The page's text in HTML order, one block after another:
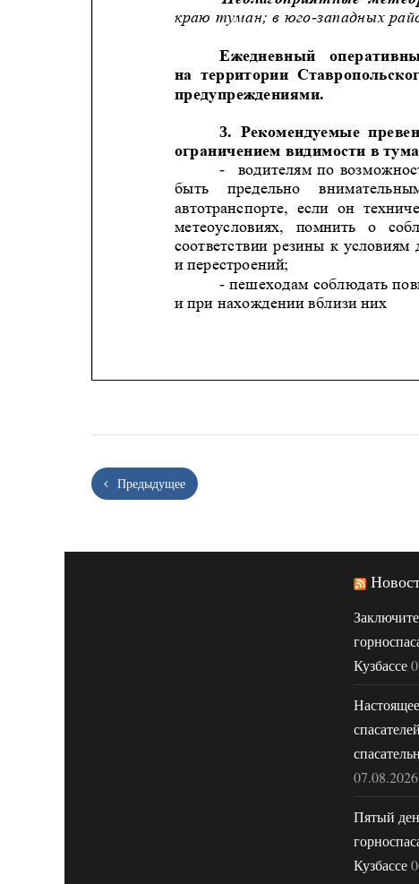
Предыдущее
Кузбассе
07.08.2026
Пятый
Кузбассе